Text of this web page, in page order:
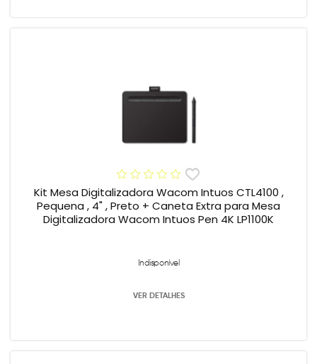
Kit Mesa Digitalizadora Wacom Intuos CTL4100 ,
Pequena , 4" , Preto + Caneta Extra para Mesa
Digitalizadora Wacom Intuos Pen 4K LP1100K
Indisponível
VER DETALHES